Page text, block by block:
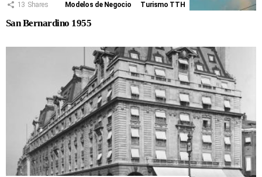
13 Shares Modelos de Negocio Turismo TTH
San Bernardino 1955